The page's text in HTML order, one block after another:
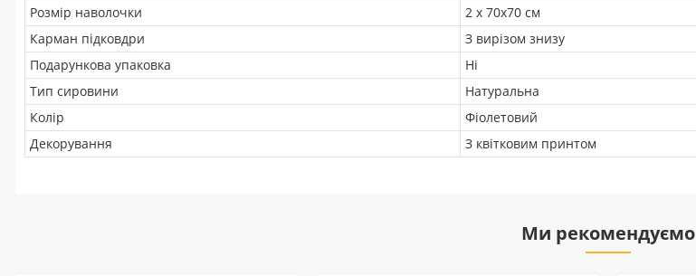
Розмір наволочки
2 х 70х70 см
Карман підковдри
З вирізом знизу
Подарункова упаковка
Ні
Тип сировини
Натуральна
Колір
Фіолетовий
Декорування
З квітковим принтом
Ми рекомендуємо